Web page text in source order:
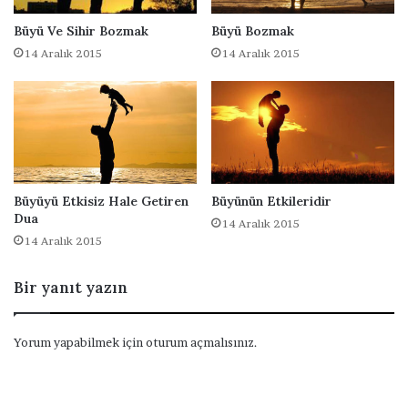
Büyü Ve Sihir Bozmak
14 Aralık 2015
Büyü Bozmak
14 Aralık 2015
Büyüyü Etkisiz Hale Getiren
Dua
14 Aralık 2015
Büyünün Etkileridir
14 Aralık 2015
Bir yanıt yazın
Yorum yapabilmek için oturum açmalısınız.